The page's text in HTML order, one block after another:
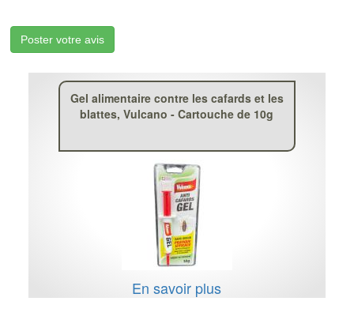
Poster votre avis
Gel alimentaire contre les cafards et les
blattes, Vulcano - Cartouche de 10g
En savoir plus